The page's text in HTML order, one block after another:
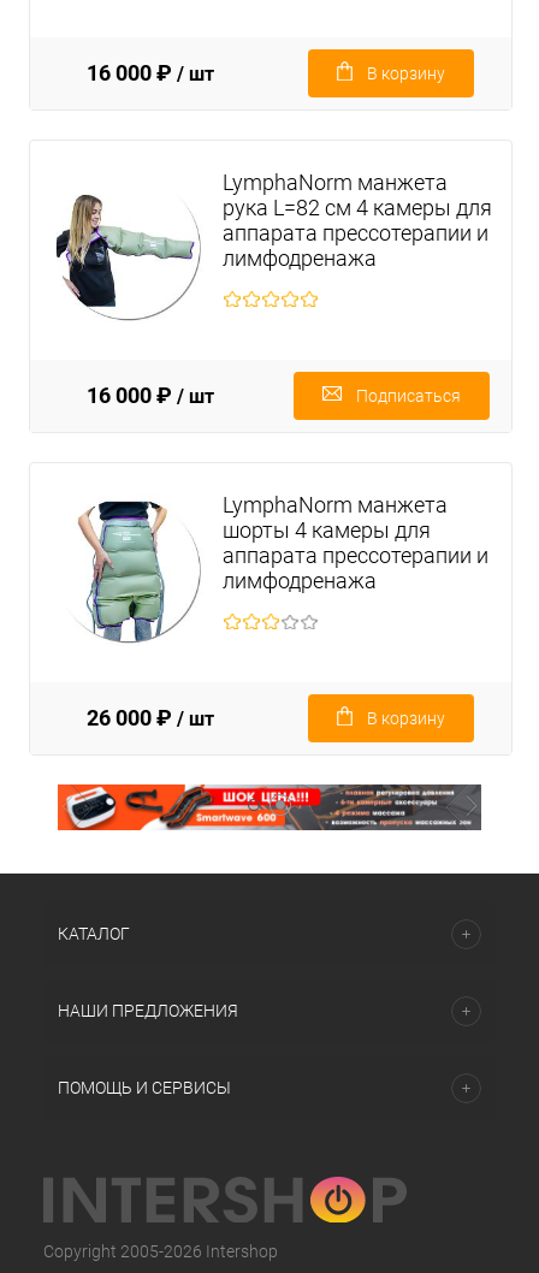
16 000 ₽ / шт В корзину
LymphaNorm манжета
рука L=82 см 4 камеры для
аппарата прессотерапии и
лимфодренажа
16 000 ₽ / шт Подписаться
LymphaNorm манжета
шорты 4 камеры для
аппарата прессотерапии и
лимфодренажа
26 000 ₽ / шт В корзину
КАТАЛОГ
НАШИ ПРЕДЛОЖЕНИЯ
ПОМОЩЬ И СЕРВИСЫ
Copyright 2005-2026 Intershop